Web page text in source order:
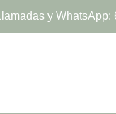
Llamadas y WhatsApp: